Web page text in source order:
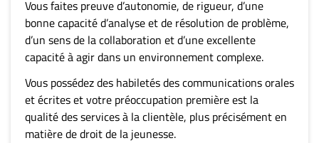
Vous faites preuve d’autonomie, de rigueur, d’une
bonne capacité d’analyse et de résolution de problème,
d’un sens de la collaboration et d’une excellente
capacité à agir dans un environnement complexe.
Vous possédez des habiletés des communications orales
et écrites et votre préoccupation première est la
qualité des services à la clientèle, plus précisément en
matière de droit de la jeunesse.